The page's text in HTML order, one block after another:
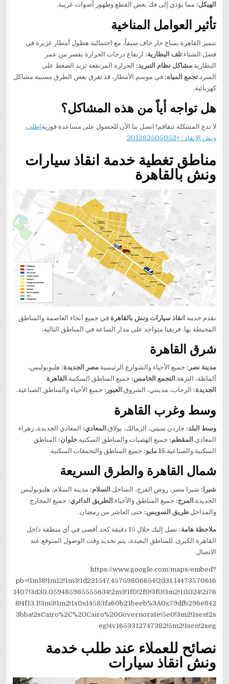
الهيكل: مما يؤدي إلى فك بعض القطع وظهور أصوات غريبة.
تأثير العوامل المناخية
تتميز القاهرة بمناخ حار جاف صيفاً، مع احتمالية هطول أمطار غزيرة في
فصل الشتاء:تلف البطارية: ارتفاع درجات الحرارة يقصر من عمر
البطارية.مشاكل نظام التبريد: الحرارة المرتفعة تزيد الضغط على
المبرد.تجمع المياه: في موسم الأمطار، قد تغرق بعض الطرق مسببة مشاكل
كهربائية.
هل تواجه أياً من هذه المشاكل؟
لا تدع المشكلة تتفاقم! اتصل بنا الآن للحصول على مساعدة فوريةاطلب
ونش الإنقاذ : +201282505052
مناطق تغطية خدمة انقاذ سيارات
ونش بالقاهرة
نقدم خدمة انقاذ سيارات ونش بالقاهرة في جميع أنحاء العاصمة والمناطق
المحيطة بها. فريقنا متواجد على مدار الساعة في المناطق التالية:
شرق القاهرة
مدينة نصر: جميع الأحياء والشوارع الرئيسية.مصر الجديدة: هليوبوليس،
ألماظة، النزهة. التجمع الخامس: جميع المناطق السكنية. القاهرة
الجديدة: الرحاب، مدينتي، الشروق. العبور: جميع الأحياء والمناطق الصناعية.
وسط وغرب القاهرة
وسط البلد: جاردن سيتي، الزمالك، بولاق. المعادي: المعادي الجديدة، زهراء
المعادي. المقطم: جميع الهضبات والمناطق السكنية.حلوان: المناطق
السكنية والصناعية.15 مايو: جميع المناطق والتجمعات السكنية.
شمال القاهرة والطرق السريعة
شبرا: شبرا مصر، روض الفرج، الساحل. السلام: مدينة السلام، هليوبوليس
الجديدة. المرج: جميع المناطق والأحياء. الطريق الدائري: جميع المخارج
والمداخل.طريق السويس: حتى العاشر من رمضان.
ملاحظة هامة:
نصل إليك خلال 15 دقيقة كحد أقصى في أي منطقة داخل
القاهرة الكبرى. للمناطق البعيدة، يتم تحديد وقت الوصول المتوقع عند
الاتصال.
https://www.google.com/maps/embed?
pb=!1m18!1m12!1m3!1d221547.45759806654!2d31.14473570616
1407!3d30.059485985555634!2m3!1f0!2f0!3f0!3m2!1i1024!2i76
8!4f13.1!3m3!1m2!1s0x14583fa60b21beeb%3A0x79dfb296e842
3bba!2sCairo%2C%20Cairo%20Governorate!5e0!3m2!1sen!2s
eg!4v1653312747382!5m2!1sen!2seg
نصائح للعملاء عند طلب خدمة
ونش انقاذ سيارات